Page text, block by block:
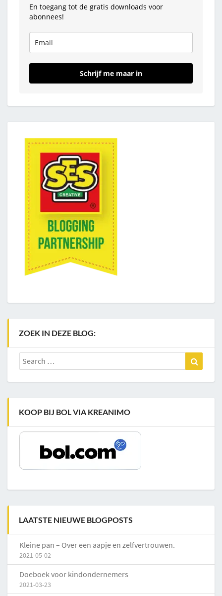
En toegang tot de gratis downloads voor
abonnees!
Schrijf me maar in
ZOEK IN DEZE BLOG:
Search
for:
KOOP BIJ BOL VIA KREANIMO
LAATSTE NIEUWE BLOGPOSTS
Kleine pan – Over een aapje en zelfvertrouwen.
2021-05-02
Doeboek voor kindondernemers
2021-03-23